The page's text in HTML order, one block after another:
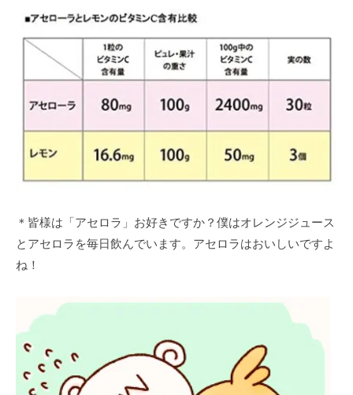
＊皆様は「アセロラ」お好きですか？僕はオレンジジュース
とアセロラを毎日飲んでいます。アセロラはおいしいですよ
ね！